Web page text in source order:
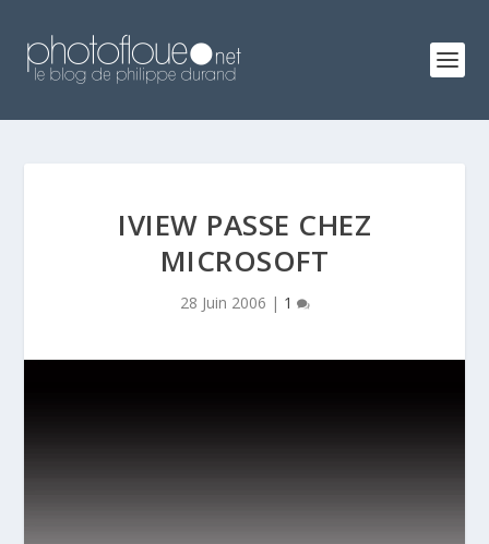
IVIEW PASSE CHEZ
MICROSOFT
28 Juin 2006 | 1